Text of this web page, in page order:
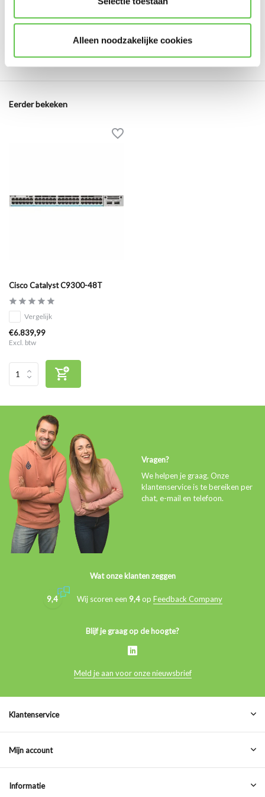
Alleen noodzakelijke cookies
Er zijn nog geen reviews geschreven over dit product..
Eerder bekeken
Cisco Catalyst C9300-48T
Vergelijk
€6.839,99
Excl. btw
Vragen?
We helpen je graag. Onze
klantenservice is te bereiken per
chat, e-mail en telefoon.
Wat onze klanten zeggen
9,4 Wij scoren een 9,4op Feedback Company
Blijf je graag op de hoogte?
Meld je aan voor onze nieuwsbrief
Klantenservice
Mijn account
Informatie